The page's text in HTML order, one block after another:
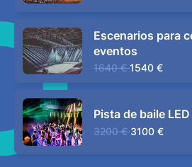
Escenarios para
eventos
1640 € 1540 €
Pista de baile LED
3200 € 3100 €